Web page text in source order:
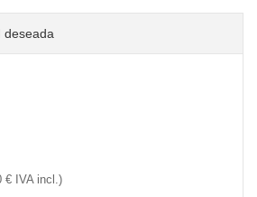
deseada
€ IVA incl.)